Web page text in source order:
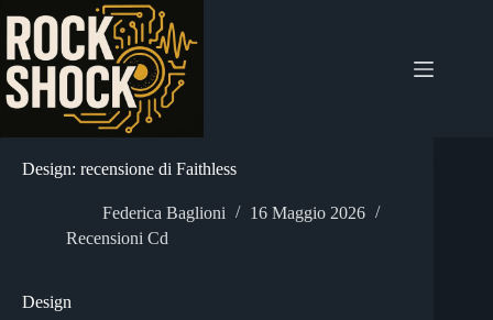
contenuto
Design: recensione di Faithless
Federica Baglioni
16 Maggio 2026
Recensioni Cd
Design